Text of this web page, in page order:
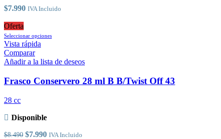
la
producto
$7.990 IVA Incluido
Oferta
Seleccionar opcionesEste
múltiples
Las
opciones
la
Vista rápida
Comparar
Añadir a la lista de deseos
Frasco Conservero 28 ml B B/Twist Off 43
28 cc
Disponible
$8.490 El
$7.990El
IVA Incluido